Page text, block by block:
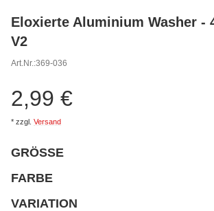
Eloxierte Aluminium Washer -
V2
Art.Nr.:369-036
2,99 €
* zzgl. Versand
GRÖSSE
FARBE
VARIATION